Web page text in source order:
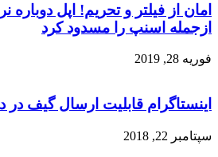
امان از فیلتر و تحریم! اپل دوباره
ازجمله اسنپ را مسدود کرد
فوریه 28, 2019
اینستاگرام قابلیت ارسال گیف
سپتامبر 22, 2018